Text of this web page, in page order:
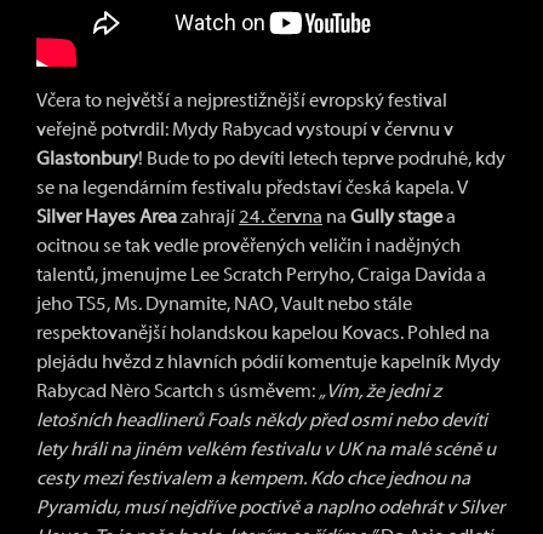
Včera to největší a nejprestižnější evropský festival
veřejně potvrdil: Mydy Rabycad vystoupí v červnu v
Glastonbury! Bude to po devíti letech teprve podruhé, kdy
se na legendárním festivalu představí česká kapela. V
Silver Hayes Areazahrají24. června na Gully stagea
ocitnou se tak vedle prověřených veličin i nadějných
talentů, jmenujme Lee Scratch Perryho, Craiga Davida a
jeho TS5, Ms. Dynamite, NAO, Vault nebo stále
respektovanější holandskou kapelou Kovacs. Pohled na
plejádu hvězd z hlavních pódií komentuje kapelník Mydy
Rabycad Nèro Scartch s úsměvem: „Vím, že jedni z
letošních headlinerů Foals někdy před osmi nebo devíti
lety hráli na jiném velkém festivalu v UK na malé scéně u
cesty mezi festivalem a kempem. Kdo chce jednou na
Pyramidu, musí nejdříve poctivě a naplno odehrát v Silver